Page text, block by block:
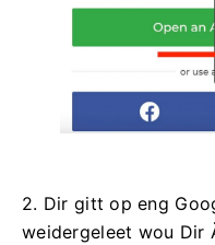
2. Dir gitt op eng
weidergeleet wou Dir